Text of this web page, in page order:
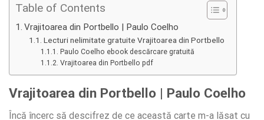
Table of Contents
Vrajitoarea din Portbello | Paulo Coelho
Lecturi nelimitate gratuite Vrajitoarea din Portbello
Paulo Coelho ebook descărcare gratuită
Vrajitoarea din Portbello pdf
Vrajitoarea din Portbello | Paulo Coelho
Încă încerc să descifrez de ce această carte m-a lăsat cu